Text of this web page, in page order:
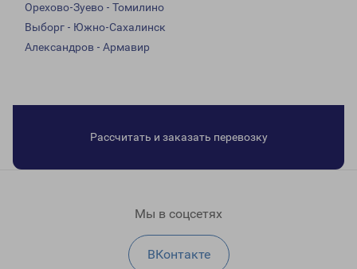
Орехово-Зуево - Томилино
Выборг - Южно-Сахалинск
Александров - Армавир
Рассчитать и заказать перевозку
Мы в соцсетях
ВКонтакте